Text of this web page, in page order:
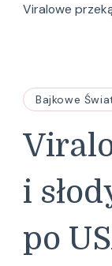
Viralowe
Bajkowe
i
po